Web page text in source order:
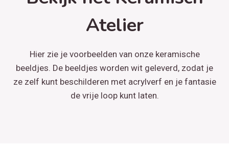
Atelier
Hier zie je voorbeelden van onze keramische
beeldjes. De beeldjes worden wit geleverd, zodat je
ze zelf kunt beschilderen met acrylverf en je fantasie
de vrije loop kunt laten.